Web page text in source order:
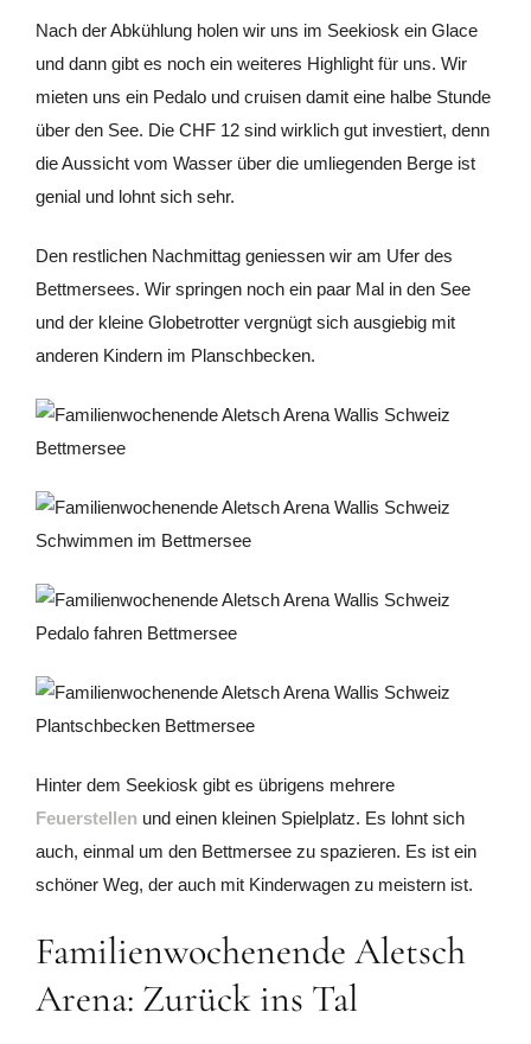
Nach der Abkühlung holen wir uns im Seekiosk ein Glace
und dann gibt es noch ein weiteres Highlight für uns. Wir
mieten uns ein Pedalo und cruisen damit eine halbe Stunde
über den See. Die CHF 12 sind wirklich gut investiert, denn
die Aussicht vom Wasser über die umliegenden Berge ist
genial und lohnt sich sehr.
Den restlichen Nachmittag geniessen wir am Ufer des
Bettmersees. Wir springen noch ein paar Mal in den See
und der kleine Globetrotter vergnügt sich ausgiebig mit
anderen Kindern im Planschbecken.
Hinter dem Seekiosk gibt es übrigens mehrere
Feuerstellen und einen kleinen Spielplatz. Es lohnt sich
auch, einmal um den Bettmersee zu spazieren. Es ist ein
schöner Weg, der auch mit Kinderwagen zu meistern ist.
Familienwochenende Aletsch
Arena: Zurück ins Tal